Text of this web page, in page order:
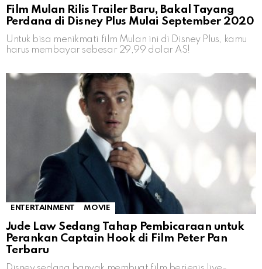
Film Mulan Rilis Trailer Baru, Bakal Tayang
Perdana di Disney Plus Mulai September 2020
Untuk bisa menikmati film Mulan ini di Disney Plus, kamu
harus membayar sebesar 29,99 dolar AS!
ENTERTAINMENT MOVIE
Jude Law Sedang Tahap Pembicaraan untuk
Perankan Captain Hook di Film Peter Pan
Terbaru